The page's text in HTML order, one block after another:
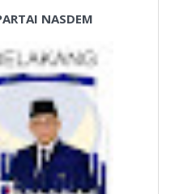
NASDEM